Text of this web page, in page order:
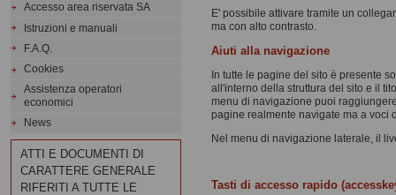
E' possibile attivare tramite un
ma con alto contrasto.
Aiuti alla navigazione
In tutte le pagine del sito è presente
all'interno della struttura del sito e il
menu di navigazione puoi
pagine realmente navigate ma a voci
Nel menu di navigazione laterale, il
Tasti di accesso rapido
Accesso area riservata SA
Istruzioni e manuali
F.A.Q.
Cookies
Assistenza operatori
economici
News
ATTI E DOCUMENTI DI
CARATTERE GENERALE
RIFERITI A TUTTE LE